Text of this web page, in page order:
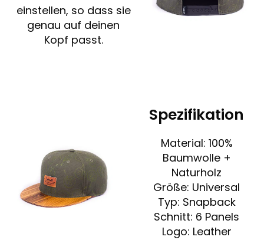
einstellen, so dass sie
genau auf deinen
Kopf passt.
Spezifikation
Material: 100%
Baumwolle +
Naturholz
Größe: Universal
Typ: Snapback
Schnitt: 6 Panels
Logo: Leather